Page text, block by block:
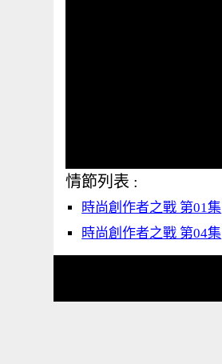
情節列表 :
時尚創作者之戰 第01集
時尚創作者之戰 第04集